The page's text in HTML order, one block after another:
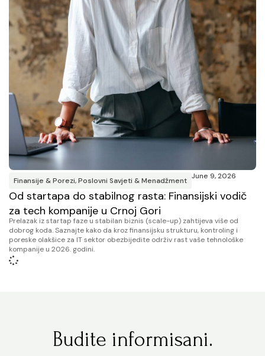
Finansije & Porezi,Poslovni Savjeti & Menadžment June 9, 2026
Od startapa do stabilnog rasta: Finansijski vodič
za tech kompanije u Crnoj Gori
Prelazak iz startap faze u stabilan biznis (scale-up) zahtijeva više od
dobrog koda. Saznajte kako da kroz finansijsku strukturu, kontroling i
poreske olakšice za IT sektor obezbijedite održiv rast vaše tehnološke
kompanije u 2026. godini.
Budite informisani.